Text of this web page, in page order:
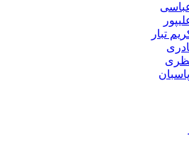
تبار